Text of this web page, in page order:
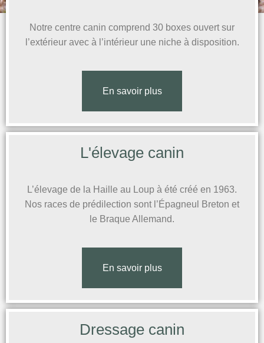
Notre centre canin comprend 30 boxes ouvert sur
l’extérieur avec à l’intérieur une niche à disposition.
En savoir plus
L'élevage canin
L’élevage de la Haille au Loup à été créé en 1963.
Nos races de prédilection sont l’Épagneul Breton et
le Braque Allemand.
En savoir plus
Dressage canin